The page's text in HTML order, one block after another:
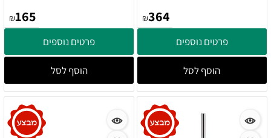
₪364
פרטים נוספים
הוסף לסל
₪165
פרטים נוספים
הוסף לסל